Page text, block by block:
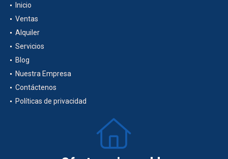
Inicio
Ventas
Alquiler
Servicios
Blog
Nuestra Empresa
Contáctenos
Políticas de privacidad